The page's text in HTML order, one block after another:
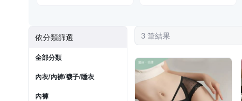
依分類篩選
全部分類
內衣/內褲/襪子/睡衣
內褲
3 筆結果